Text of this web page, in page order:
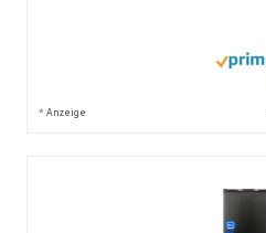
* Anzeige